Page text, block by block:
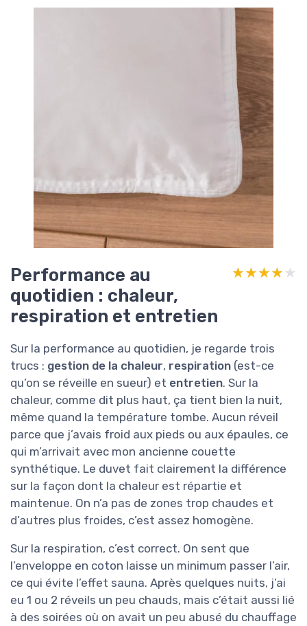
Performance au
quotidien : chaleur,
respiration et entretien
★★★★★
★★★★★
Sur la performance au quotidien, je regarde trois
trucs : gestion de la chaleur, respiration (est-ce
qu’on se réveille en sueur) et entretien. Sur la
chaleur, comme dit plus haut, ça tient bien la nuit,
même quand la température tombe. Aucun réveil
parce que j’avais froid aux pieds ou aux épaules, ce
qui m’arrivait avec mon ancienne couette
synthétique. Le duvet fait clairement la différence
sur la façon dont la chaleur est répartie et
maintenue. On n’a pas de zones trop chaudes et
d’autres plus froides, c’est assez homogène.
Sur la respiration, c’est correct. On sent que
l’enveloppe en coton laisse un minimum passer l’air,
ce qui évite l’effet sauna. Après quelques nuits, j’ai
eu 1 ou 2 réveils un peu chauds, mais c’était aussi lié
à des soirées où on avait un peu abusé du chauffage